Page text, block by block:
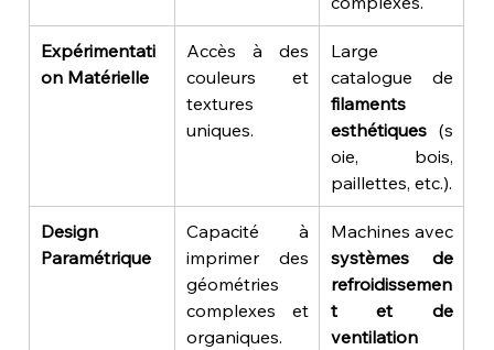
Expérimentati
on Matérielle
Accès à des
couleurs et
textures
uniques.
Large
filaments
esthétiques (s
oie, bois,
paillettes, etc.).
Design
Paramétrique
Capacité à
imprimer des
géométries
complexes et
organiques.
Machines avec
systèmes de
refroidissemen
t et de
ventilation